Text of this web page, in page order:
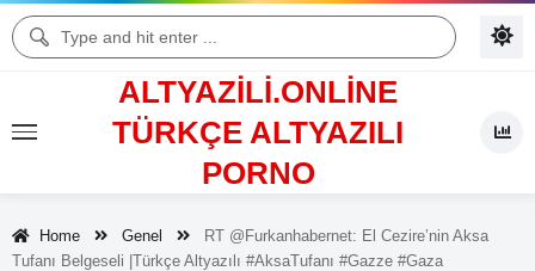
ALTYAZILI.ONLINE
TÜRKÇE ALTYAZILI
PORNO
Home Genel
RT @furkanhabernet: El Cezire’nin Aksa
Tufanı Belgeseli |Türkçe Altyazılı #AksaTufanı #Gazze #Gaza